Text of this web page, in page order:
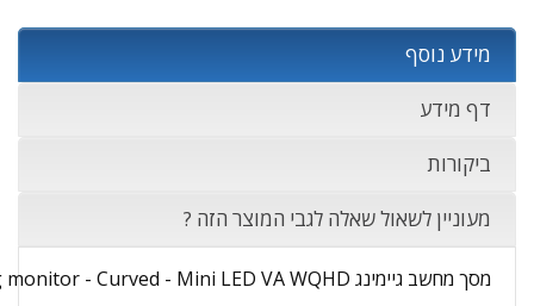
מידע נוסף
דף מידע
ביקורות
מעוניין לשאול שאלה לגבי המוצר הזה ?
מסך מחשב גיימינג TCL 34R83Q - 34 inch Gaming monitor - Curved - Mini LED VA WQHD - מפרט טכני: